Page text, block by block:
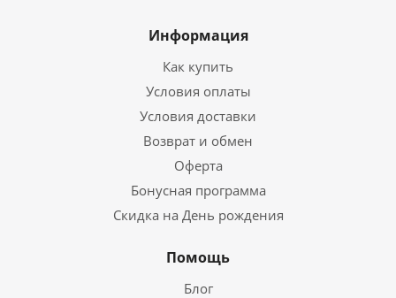
Информация
Как купить
Условия оплаты
Условия доставки
Возврат и обмен
Оферта
Бонусная программа
Скидка на День рождения
Помощь
Блог